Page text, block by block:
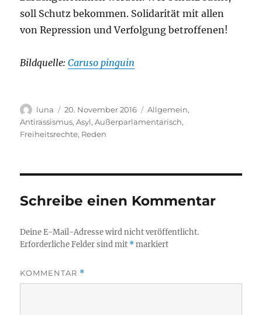
soll Schutz bekommen. Solidarität mit allen
von Repression und Verfolgung betroffenen!
Bildquelle:Caruso pinguin
Autor
luna
Veröffentlicht
am
20. November 2016 Kategorien
Allgemein,
Antirassismus,Asyl,Außerparlamentarisch,
Freiheitsrechte, Reden
Schreibe einen Kommentar
Deine E-Mail-Adresse wird nicht veröffentlicht.
Erforderliche Felder sind mit *markiert
KOMMENTAR *